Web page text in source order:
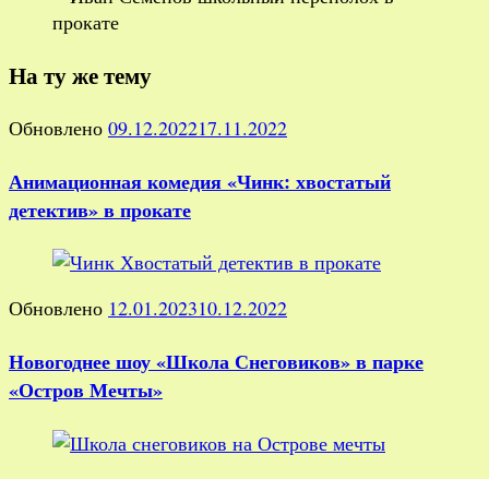
На ту же тему
Обновлено 09.12.202217.11.2022
Анимационная комедия «Чинк: хвостатый
детектив» в прокате
Обновлено 12.01.202310.12.2022
Новогоднее шоу «Школа Снеговиков» в парке
«Остров Мечты»